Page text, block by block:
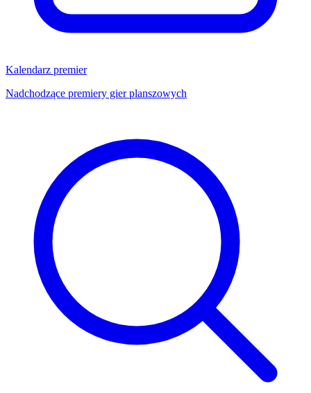
Kalendarz premier
Nadchodzące premiery gier planszowych